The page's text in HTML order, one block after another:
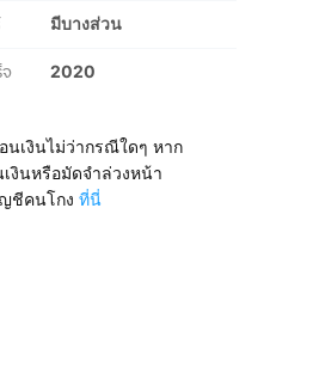
มีบางส่วน
2020
นเงินไม่ว่ากรณีใดๆ หาก
เงินหรือมัดจำล่วงหน้า
ชีคนโกง ที่นี่